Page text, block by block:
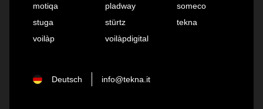
motiqa
pladway
someco
stuga
stürtz
tekna
voilàp
voilàpdigital
Deutsch info@tekna.it